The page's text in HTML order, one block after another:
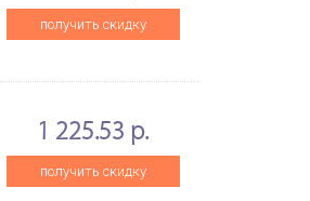
получить скидку
1 225.53 р.
получить скидку